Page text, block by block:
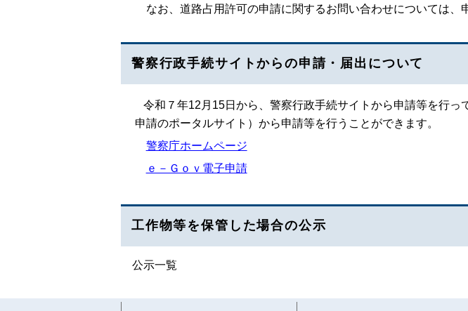
なお、道路占用許可の申請に関するお問い合わせについては、
警察行政手続サイトからの申請・届出について
令和７年12月15日から、警察行政手続サイトから申請等を行
申請のポータルサイト）から申請等を行うことができます。
警察庁ホームページ
ｅ－Ｇｏｖ電子申請
工作物等を保管した場合の公示
公示一覧